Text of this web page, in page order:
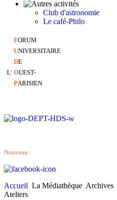
Club d'astronomie
Le café-Philo
FORUM
UNIVERSITAIRE
DE
L' OUEST-
PARISIEN
Nouveau :
Accueil La Médiathèque Archives
Ateliers